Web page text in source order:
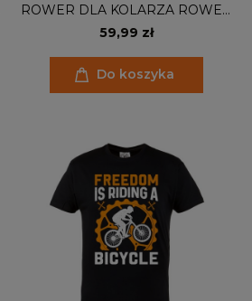
ROWER DLA KOLARZA ROWER
CONGRATS
59,99 zł
Do koszyka